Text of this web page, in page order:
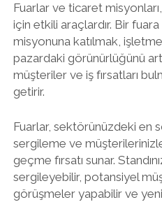
Fuarlar ve ticaret
için etkili araçlardır. Bir
misyonuna katılmak,
pazardaki görünürlüğünü
müşteriler ve iş fırsatları
getirir.
Fuarlar, sektörünüzdeki en
sergileme ve
geçme fırsatı sunar.
sergileyebilir, potansiyel
görüşmeler yapabilir ve